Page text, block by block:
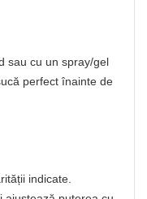
sau cu un spray/gel
perfect înainte de
indicate.